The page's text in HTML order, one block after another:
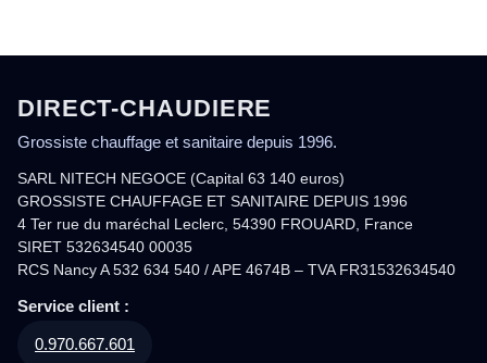
DIRECT-CHAUDIERE
Grossiste chauffage et sanitaire depuis 1996.
SARL NITECH NEGOCE (Capital 63 140 euros)
GROSSISTE CHAUFFAGE ET SANITAIRE DEPUIS 1996
4 Ter rue du maréchal Leclerc, 54390 FROUARD, France
SIRET 532634540 00035
RCS Nancy A 532 634 540 / APE 4674B – TVA FR31532634540
Service client :
0.970.667.601